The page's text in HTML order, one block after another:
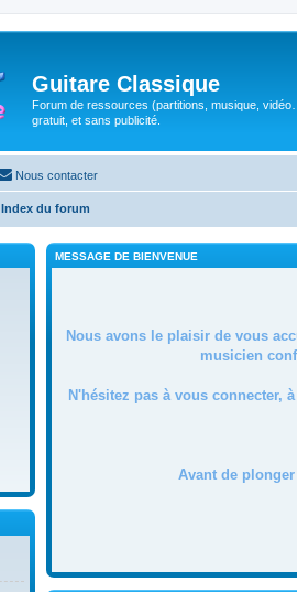
Guitare Classique
Forum de ressources (partitions, musique,
gratuit, et sans publicité.
Nous contacter
Index du forum
MESSAGE DE BIENVENUE
Nous avons le plaisir de vous
musicien
N'hésitez pas à vous connecter,
Avant de